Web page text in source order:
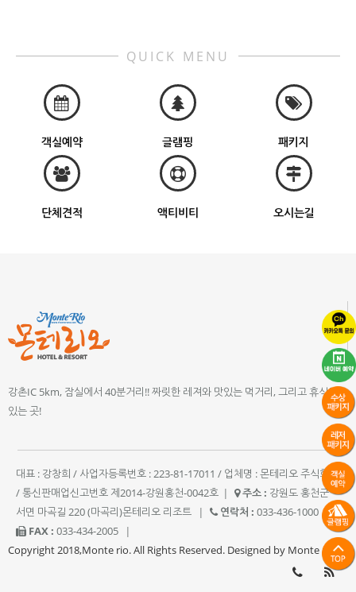
QUICK MENU
객실예약 글램핑 패키지
단체견적 액티비티 오시는길
강촌IC 5km, 잠실에서 40분거리!! 짜릿한 레져와 맛있는 먹거리, 그리고 휴식이
있는 곳!
대표 : 강창희 / 사업자등록번호 : 223-81-17011 / 업체명 : 몬테리오 주식회사
/ 통신판매업신고번호 제2014-강원홍천-0042호 | 주소 : 강원도 홍천군
서면 마곡길 220 (마곡리)몬테리오 리조트
| 연락처 : 033-436-1000
|
FAX : 033-434-2005
|
Copyright 2018,Monte rio. All Rights Reserved. Designed by Monte rio.